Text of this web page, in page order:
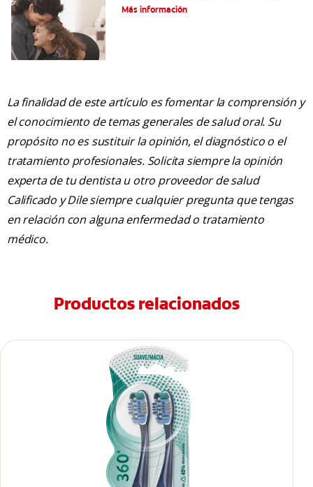
Más información
La finalidad de este artículo es fomentar la comprensión y
el conocimiento de temas generales de salud oral. Su
propósito no es sustituir la opinión, el diagnóstico o el
tratamiento profesionales. Solicita siempre la opinión
experta de tu dentista u otro proveedor de salud
Calificado y Dile siempre cualquier pregunta que tengas
en relación con alguna enfermedad o tratamiento
médico.
Productos relacionados